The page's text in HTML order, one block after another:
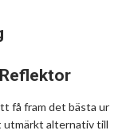
få fram det bästa ur
utmärkt alternativ till